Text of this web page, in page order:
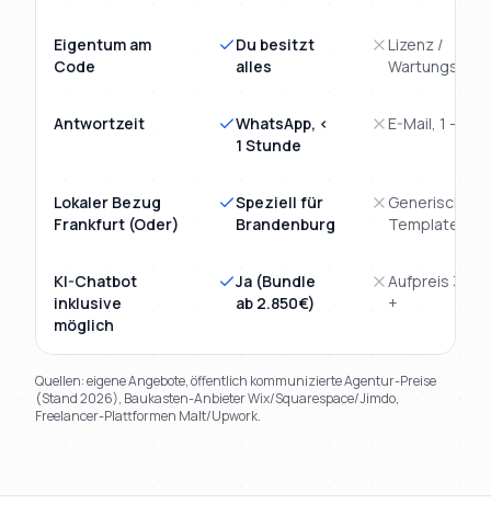
Eigentum am
Code
Du besitzt
alles
Lizenz /
Antwortzeit
WhatsApp, <
1 Stunde
E-Mail, 1 - 3
Lokaler Bezug
Frankfurt (Oder)
Speziell für
Brandenburg
Generisches
Template
KI-Chatbot
inklusive
möglich
Ja (Bundle
ab 2.850€)
Aufpreis
+
Quellen: eigene Angebote, öffentlich kommunizierte Agentur-Preise
(Stand 2026), Baukasten-Anbieter Wix/Squarespace/Jimdo,
Freelancer-Plattformen Malt/Upwork.